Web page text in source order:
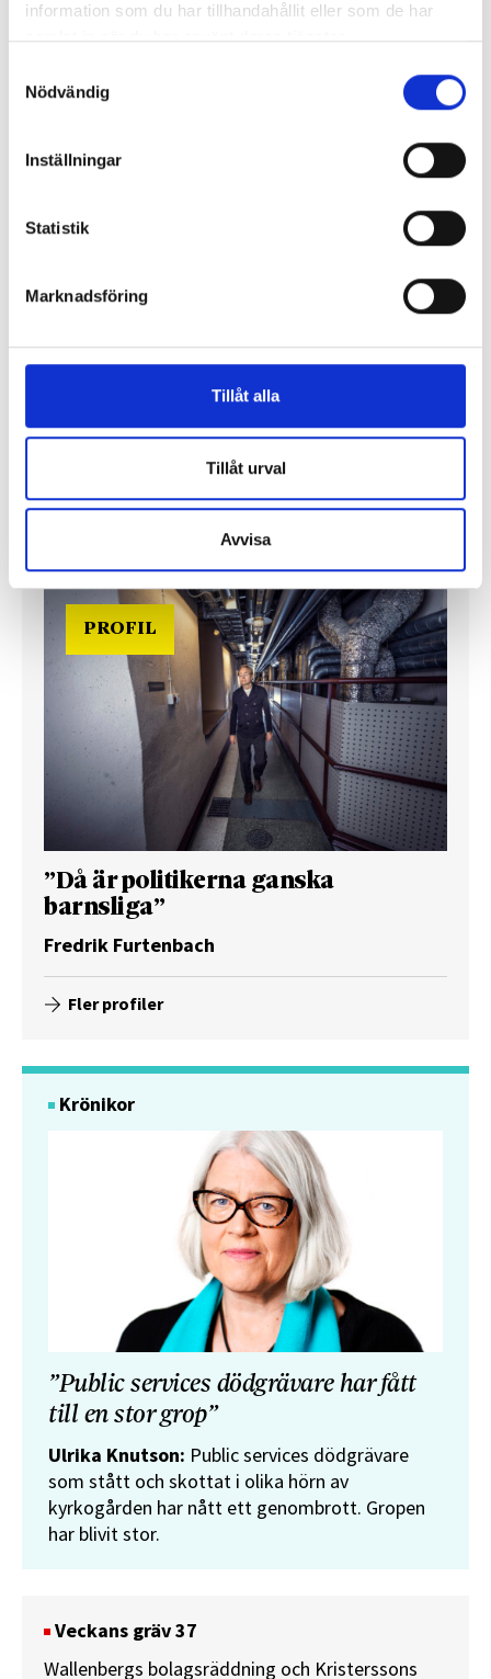
information som du har tillhandahållit eller som de har
samlat in när du har använt deras tjänster.
Nödvändig
Inställningar
Statistik
Marknadsföring
Tillåt alla
Tillåt urval
Avvisa
”Valåret känns som att sprinta ett
maraton”
centrala arbetsredskap för politikreportrar.
Journalisten tog rygg på TT Nyhetsbyråns Maria
Davidsson och Expressens Max V Karlsson under
upptakten till den långa valrörelsen 2026
PROFIL
”Då är politikerna ganska
barnsliga”
Fredrik Furtenbach
Fler profiler
Krönikor
”Public services dödgrävare har fått
till en stor grop”
Ulrika Knutson: Public services dödgrävare
som stått och skottat i olika hörn av
kyrkogården har nått ett genombrott. Gropen
har blivit stor.
Veckans gräv 37
Wallenbergs bolagsräddning och Kristerssons